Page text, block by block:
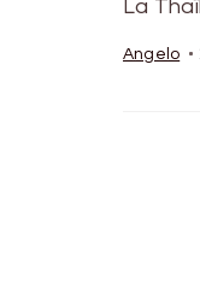
La
Angelo